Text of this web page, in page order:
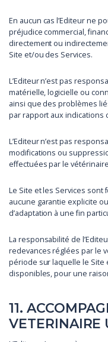
En aucun cas l’Editeur ne
préjudice commercial,
directement ou
Site et/ou des Services.
L’Editeur n’est pas
matérielle, logicielle ou
ainsi que des problèmes
par rapport aux indications
L’Editeur n’est pas
modifications ou
effectuées par le
Le Site et les Services sont
aucune garantie explicite
d’adaptation à une fin
La responsabilité de
redevances réglées par le
période sur laquelle le Site
disponibles, pour une
11.
VETERINAIRE